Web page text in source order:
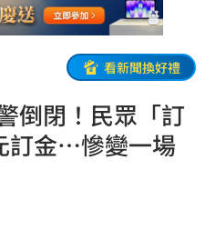
看新聞換好禮
倒閉！民眾「訂
訂金⋯慘變一場